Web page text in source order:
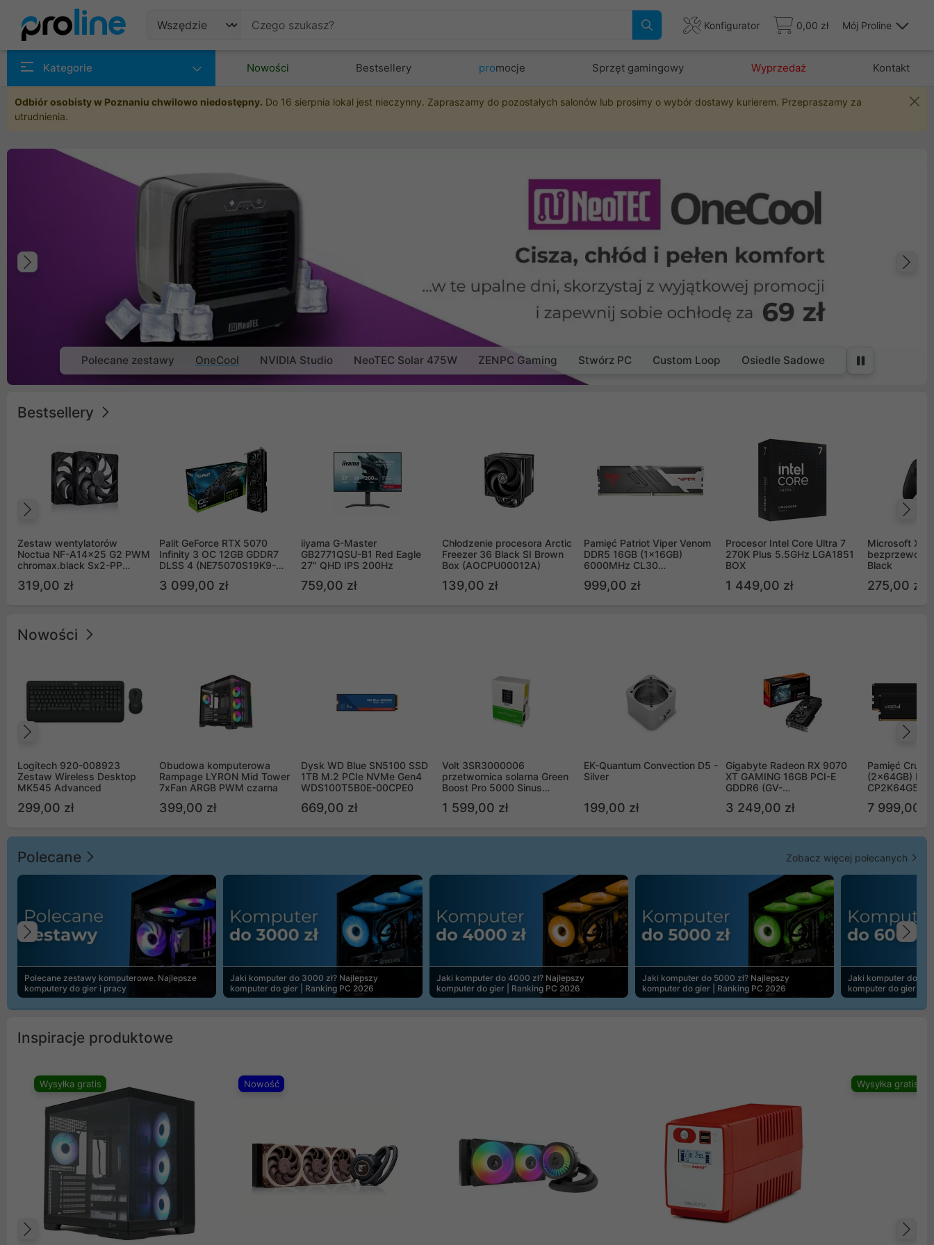
Konfigurator 0,00 zł Mój Proline
Kategorie Nowości Bestsellery promocje Sprzęt gamingowy Wyprzedaż Kontakt
Odbiór osobisty w Poznaniu chwilowo niedostępny. Do 16 sierpnia lokal jest nieczynny. Zapraszamy do pozostałych salonów lub prosimy o wybór dostawy kurierem. Przepraszamy za
utrudnienia.
Poprzedni
Polecane zestawy OneCool NVIDIA Studio NeoTEC Solar 475W ZENPC Gaming Stwórz PC Custom Loop Osiedle Sadowe
Bestsellery
Zestaw wentylatorów
Noctua NF-A14x25 G2 PWM
chromax.black Sx2-PP
(2szt)
319,00 zł
Palit GeForce RTX 5070
Infinity 3 OC 12GB GDDR7
DLSS 4 (NE75070S19K9-
3 099,00 zł
iiyama G-Master
GB2771QSU-B1 Red Eagle
27" QHD IPS 200Hz
759,00 zł
Chłodzenie procesora Arctic
Freezer 36 Black SI Brown
Box (AOCPU00012A)
139,00 zł
Pamięć Patriot Viper Venom
DDR5 16GB (1x16GB)
6000MHz CL30
999,00 zł
Procesor Intel Core Ultra 7
270K Plus 5.5GHz LGA1851
BOX
1 449,00 zł
Microsoft
Black
275,00 zł
Nowości
Logitech 920-008923
Zestaw Wireless Desktop
MK545 Advanced
299,00 zł
Obudowa komputerowa
Rampage LYRON Mid Tower
7xFan ARGB PWM czarna
399,00 zł
Dysk WD Blue SN5100 SSD
1TB M.2 PCIe NVMe Gen4
WDS100T5B0E-00CPE0
669,00 zł
Volt 3SR3000006
przetwornica solarna Green
Boost Pro 5000 Sinus
1 599,00 zł
EK-Quantum Convection D5 -
Silver
199,00 zł
Gigabyte Radeon RX 9070
XT GAMING 16GB PCI-E
GDDR6 (GV-
3 249,00 zł
Pamięć
(2x64GB)
7 999,00 zł
Polecane Zobacz więcej polecanych
Polecane zestawy komputerowe. Najlepsze
komputery do gier i pracy
Jaki komputer do 3000 zł? Najlepszy
komputer do gier | Ranking PC 2026
Jaki komputer do 4000 zł? Najlepszy
komputer do gier | Ranking PC 2026
Jaki komputer do 5000 zł? Najlepszy
komputer do gier | Ranking PC 2026
Jaki komputer do
komputer do gier |
Poprzedni
Inspiracje produktowe
Wysyłka gratis Nowość Wysyłka gratis